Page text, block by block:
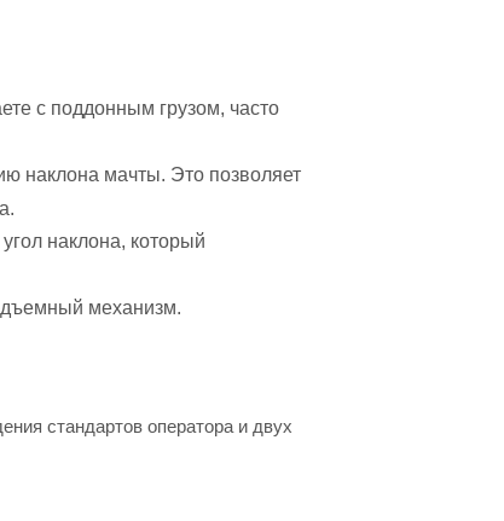
с поддонным грузом, часто
наклона мачты. Это позволяет
наклона, который
механизм.
стандартов оператора и двух